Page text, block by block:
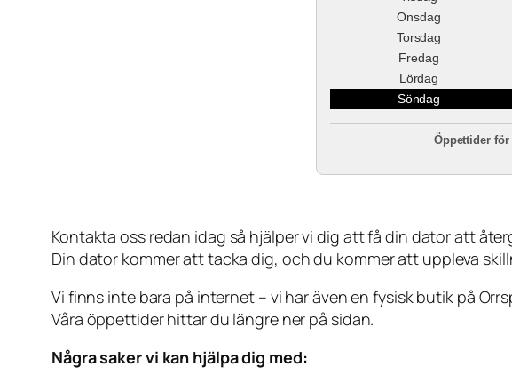
Onsdag
Torsdag
Fredag
Lördag
Söndag
Öppettider
Kontakta oss redan idag så hjälper vi dig att få din dator att
Din dator kommer att tacka dig, och du kommer att uppleva
Vi finns inte bara på internet – vi har även en fysisk butik på
Våra öppettider hittar du längre ner på sidan.
Några saker vi kan hjälpa dig med: